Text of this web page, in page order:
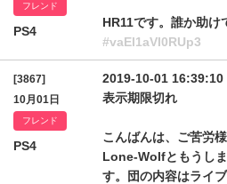
フレンド
PS4
HR11です。誰か助け
#vaEl1aVI0RUp3
[3867]
10月01日
フレンド
PS4
2019-10-01 16:39:10
表示期限切れ
こんばんは、ご苦労
Lone-Wolfともうし
す。団の内容はライ